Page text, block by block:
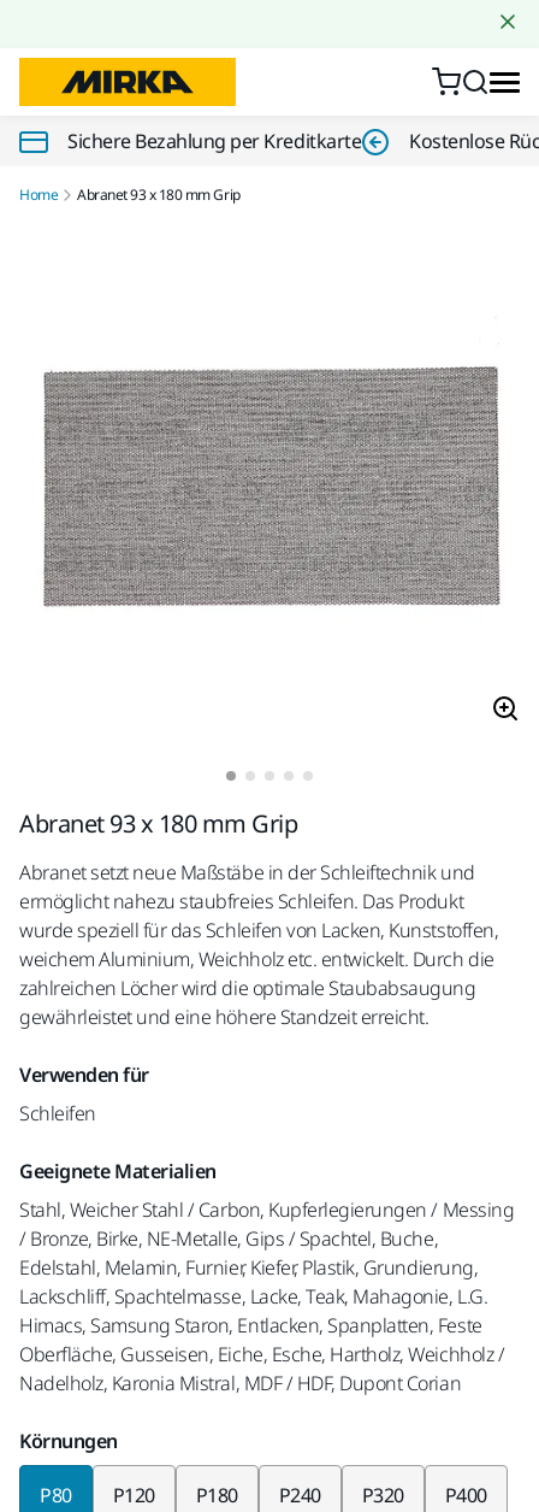
Sichere Bezahlung per Kreditkarte Kostenlose
Home Abranet 93 x 180 mm Grip
Abranet 93 x 180 mm Grip
Abranet setzt neue Maßstäbe in der Schleiftechnik und
ermöglicht nahezu staubfreies Schleifen. Das Produkt
wurde speziell für das Schleifen von Lacken, Kunststoffen,
weichem Aluminium, Weichholz etc. entwickelt. Durch die
zahlreichen Löcher wird die optimale Staubabsaugung
gewährleistet und eine höhere Standzeit erreicht.
Verwenden für
Schleifen
Geeignete Materialien
Stahl, Weicher Stahl / Carbon, Kupferlegierungen / Messing
/ Bronze, Birke, NE-Metalle, Gips / Spachtel, Buche,
Edelstahl, Melamin, Furnier, Kiefer, Plastik, Grundierung,
Lackschliff, Spachtelmasse, Lacke, Teak, Mahagonie, L.G.
Himacs, Samsung Staron, Entlacken, Spanplatten, Feste
Oberfläche, Gusseisen, Eiche, Esche, Hartholz, Weichholz /
Nadelholz, Karonia Mistral, MDF / HDF, Dupont Corian
Körnungen
P80 P120 P180 P240 P320 P400